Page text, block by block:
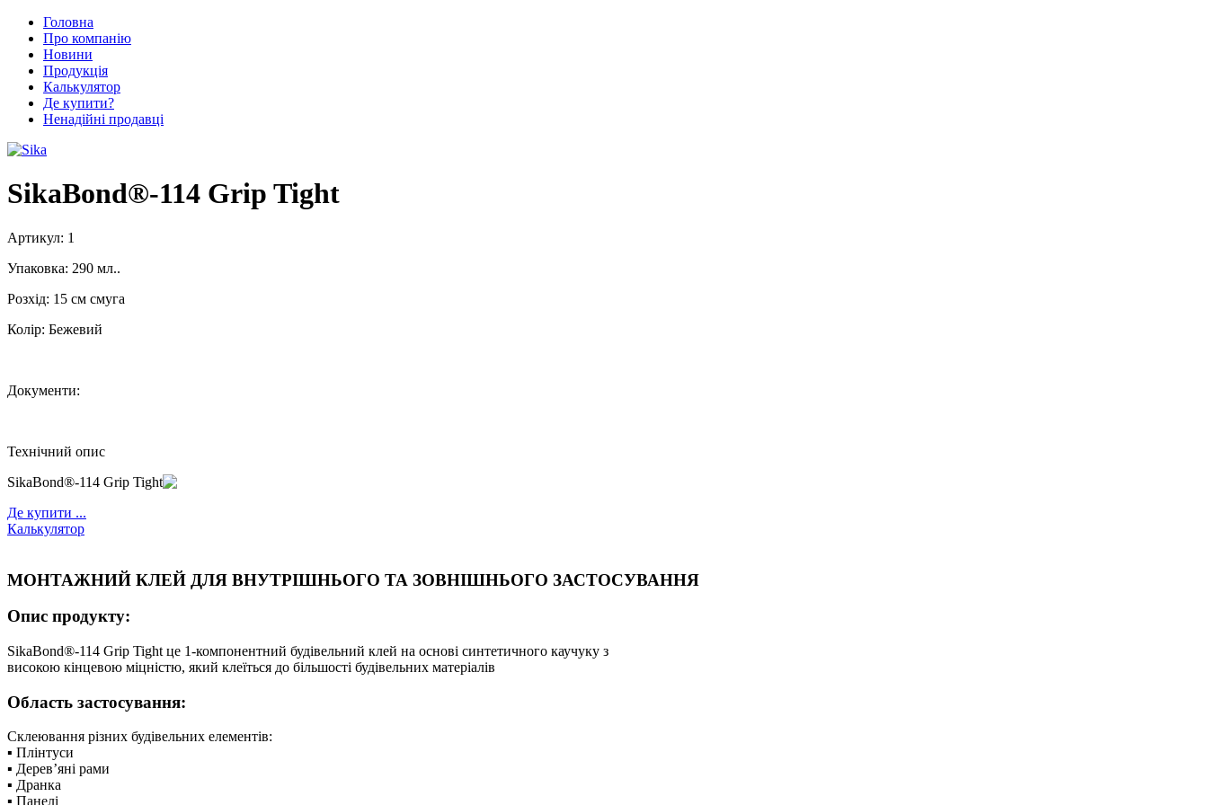
Головна
Про компанію
Новини
Продукція
Калькулятор
Де купити?
Ненадійні продавці
SikaBond®-114 Grip Tight
Артикул: 1
Упаковка: 290 мл..
Розхід: 15 см смуга
Колір: Бежевий
Документи:
Технічний опис
SikaBond®-114 Grip Tight
Де купити ...
Калькулятор
МОНТАЖНИЙ КЛЕЙ ДЛЯ ВНУТРІШНЬОГО ТА ЗОВНІШНЬОГО ЗАСТОСУВАННЯ
Опис продукту:
SikaBond®-114 Grip Tight це 1-компонентний будівельний клей на основі синтетичного каучуку з
високою кінцевою міцністю, який клеїться до більшості будівельних матеріалів
Область застосування:
Склеювання різних будівельних елементів:
▪ Плінтуси
▪ Дерев’яні рами
▪ Дранка
▪ Панелі